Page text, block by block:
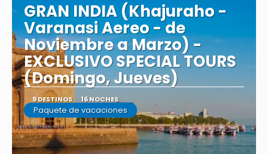
GRAN INDIA (Khajuraho -
Varanasi Aereo - de
Noviembre a Marzo) -
EXCLUSIVO SPECIAL TOURS
(Domingo, Jueves)
9 DESTINOS 16 NOCHES
Paquete de vacaciones